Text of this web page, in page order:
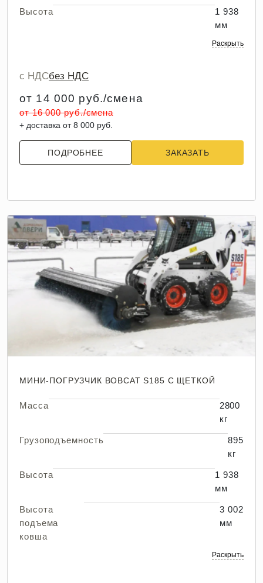
Высота
1 938
мм
Раскрыть
с НДСбез НДС
от 14 000 руб./смена
от 16 000 руб./смена
+ доставка от 8 000 руб.
ПОДРОБНЕЕ ЗАКАЗАТЬ
МИНИ-ПОГРУЗЧИК BOBCAT S185 С ЩЕТКОЙ
Масса
2800
кг
Грузоподъемность
895
кг
Высота
1 938
мм
Высота
подъема
ковша
3 002
мм
Раскрыть